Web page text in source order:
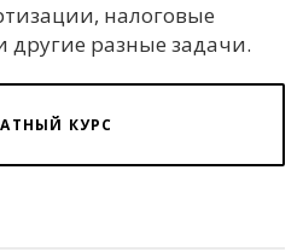
налоговые
другие разные задачи.
КУРС